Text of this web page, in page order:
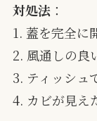
対処法：
1. 蓋を完全に
2. 風通しの良
3. ティッシュ
4. カビが見え